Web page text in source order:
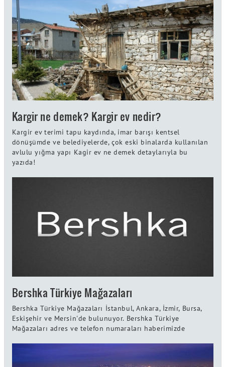
Kargir ne demek? Kargir ev nedir?
Kargir ev terimi tapu kaydında, imar barışı kentsel
dönüşümde ve belediyelerde, çok eski binalarda kullanılan
avlulu yığma yapı Kagir ev ne demek detaylarıyla bu
yazıda!
Bershka Türkiye Mağazaları
Bershka Türkiye Mağazaları İstanbul, Ankara, İzmir, Bursa,
Eskişehir ve Mersin'de bulunuyor. Bershka Türkiye
Mağazaları adres ve telefon numaraları haberimizde